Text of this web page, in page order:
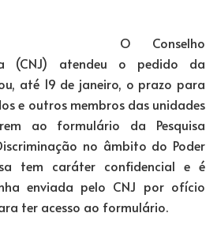
O Conselho
(CNJ) atendeu o pedido da
até 19 de janeiro, o prazo para
e outros membros das unidades
ao formulário da Pesquisa
no âmbito do Poder
tem caráter confidencial e é
enviada pelo CNJ por ofício
ter acesso ao formulário.